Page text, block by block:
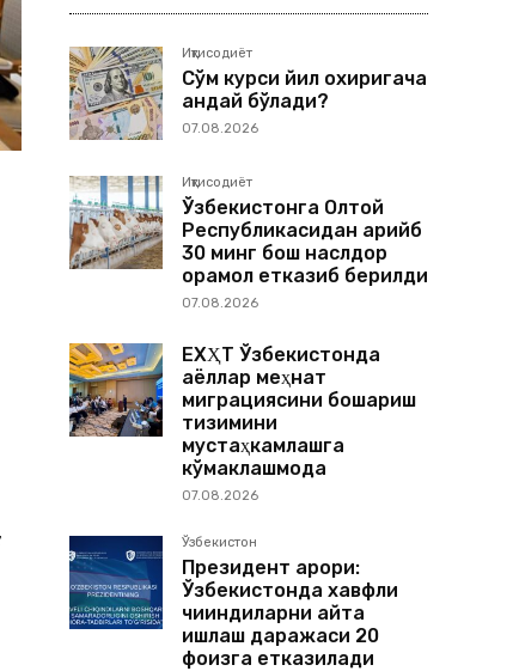
Иқтисодиёт
Сўм курси йил охиригача
қандай бўлади?
07.08.2026
Иқтисодиёт
Ўзбекистонга Олтой
Республикасидан қарийб
30 минг бош наслдор
қорамол етказиб берилди
07.08.2026
ЕХҲТ Ўзбекистонда
аёллар меҳнат
миграциясини бошқариш
тизимини
мустаҳкамлашга
кўмаклашмоқда
07.08.2026
Ўзбекистон
Президент қарори:
Ўзбекистонда хавфли
чиқиндиларни қайта
ишлаш даражаси 20
фоизга етказилади